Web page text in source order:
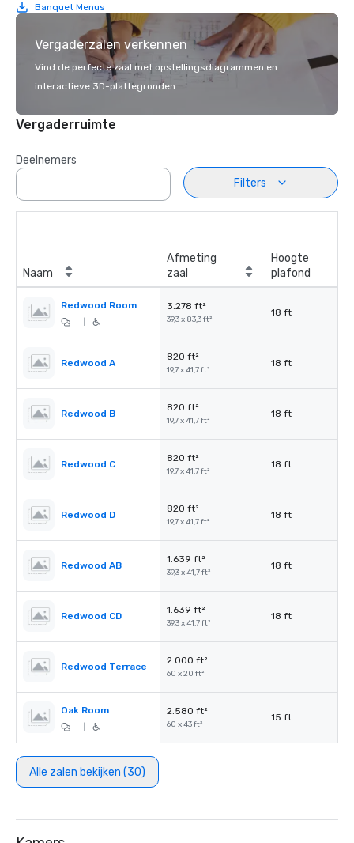
Banquet Menus
Vergaderzalen verkennen
Vind de perfecte zaal met opstellingsdiagrammen en
interactieve 3D-plattegronden.
Vergaderruimte
Deelnemers
Filters
Naam
Afmeting
zaal
Hoogte
plafond
Redwood Room 3.278 ft²
39,3 x 83,3 ft²
18 ft
Redwood A
820 ft²
19,7 x 41,7 ft²
18 ft
Redwood B
820 ft²
19,7 x 41,7 ft²
18 ft
Redwood C
820 ft²
19,7 x 41,7 ft²
18 ft
Redwood D
820 ft²
19,7 x 41,7 ft²
18 ft
Redwood AB
1.639 ft²
39,3 x 41,7 ft²
18 ft
Redwood CD
1.639 ft²
39,3 x 41,7 ft²
18 ft
Redwood Terrace
2.000 ft²
60 x 20 ft²
-
Oak Room 2.580 ft²
60 x 43 ft²
15 ft
Alle zalen bekijken (30)